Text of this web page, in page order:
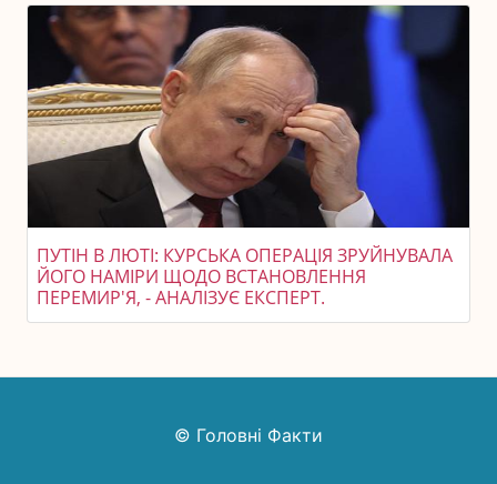
ПУТІН В ЛЮТІ: КУРСЬКА ОПЕРАЦІЯ ЗРУЙНУВАЛА
ЙОГО НАМІРИ ЩОДО ВСТАНОВЛЕННЯ
ПЕРЕМИР'Я, - АНАЛІЗУЄ ЕКСПЕРТ.
© Головні Факти